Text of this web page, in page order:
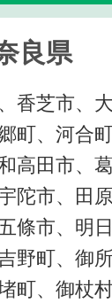
良県
香芝市、
町、河合
高田市、
陀市、田
條市、明
野町、御
町、御杖